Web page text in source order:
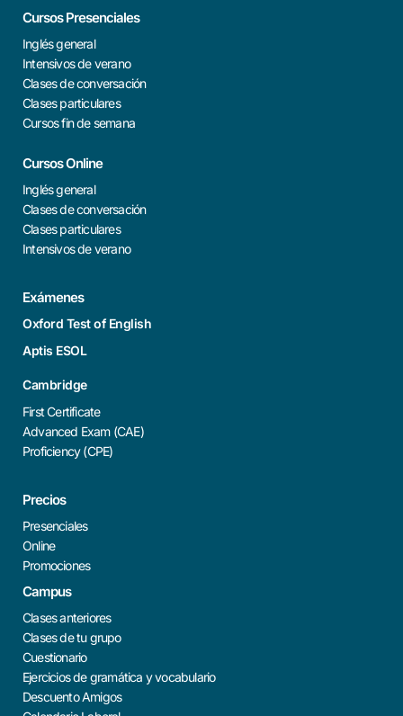
Cursos Presenciales
Inglés general
Intensivos de verano
Clases de conversación
Clases particulares
Cursos fin de semana
Cursos Online
Inglés general
Clases de conversación
Clases particulares
Intensivos de verano
Exámenes
Oxford Test of English
Aptis ESOL
Cambridge
First Certificate
Advanced Exam (CAE)
Proficiency (CPE)
Precios
Presenciales
Online
Promociones
Campus
Clases anteriores
Clases de tu grupo
Cuestionario
Ejercicios de gramática y vocabulario
Descuento Amigos